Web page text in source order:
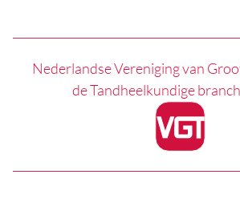
Nederlandse Vereniging van
de Tandheelkundige